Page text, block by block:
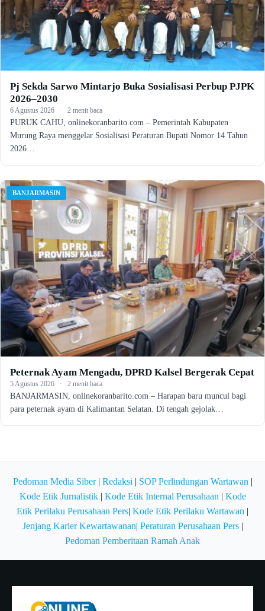
Pj Sekda Sarwo Mintarjo Buka Sosialisasi Perbup PJPK
2026–2030
6 Agustus 2026 · 2 menit baca
PURUK CAHU, onlinekoranbarito.com – Pemerintah Kabupaten
Murung Raya menggelar Sosialisasi Peraturan Bupati Nomor 14 Tahun
2026…
BANJARMASIN
Peternak Ayam Mengadu, DPRD Kalsel Bergerak Cepat
5 Agustus 2026 · 2 menit baca
BANJARMASIN, onlinekoranbarito.com – Harapan baru muncul bagi
para peternak ayam di Kalimantan Selatan. Di tengah gejolak…
Pedoman Media Siber| Redaksi | SOP Perlindungan Wartawan |
Kode Etik Jurnalistik| Kode Etik Internal Perusahaan | Kode
Etik Perilaku Perusahaan Pers| Kode Etik Perilaku Wartawan |
Jenjang Karier Kewartawanan| Peraturan Perusahaan Pers|
Pedoman Pemberitaan Ramah Anak